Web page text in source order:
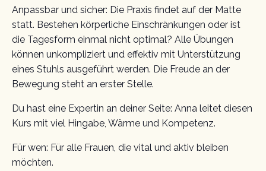
Anpassbar und sicher: Die Praxis findet auf der Matte
statt. Bestehen körperliche Einschränkungen oder ist
die Tagesform einmal nicht optimal? Alle Übungen
können unkompliziert und effektiv mit Unterstützung
eines Stuhls ausgeführt werden. Die Freude an der
Bewegung steht an erster Stelle.
Du hast eine Expertin an deiner Seite: Anna leitet diesen
Kurs mit viel Hingabe, Wärme und Kompetenz.
Für wen: Für alle Frauen, die vital und aktiv bleiben
möchten.